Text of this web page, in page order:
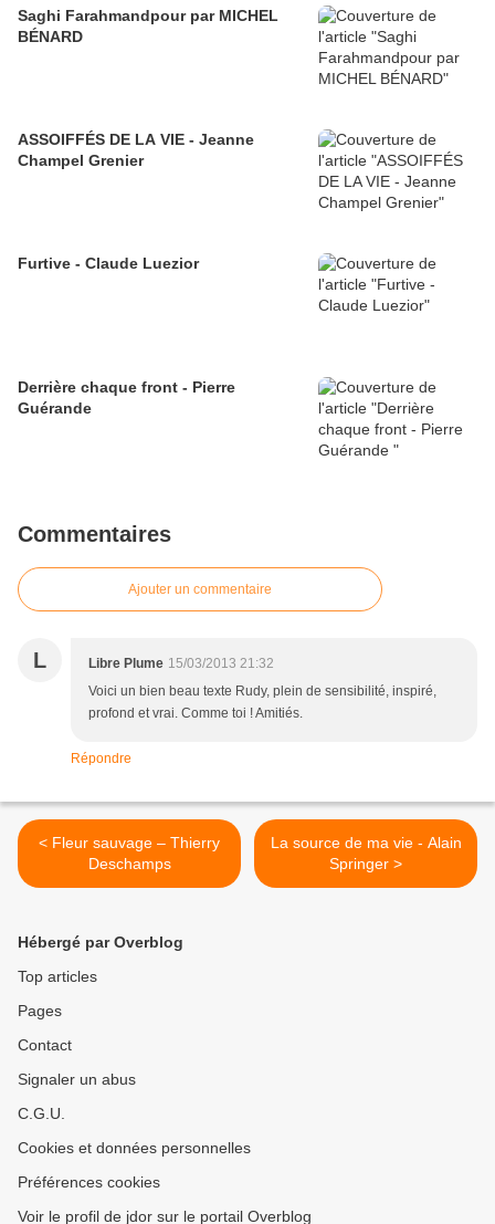
Saghi Farahmandpour par MICHEL
BÉNARD
ASSOIFFÉS DE LA VIE - Jeanne
Champel Grenier
Furtive - Claude Luezior
Derrière chaque front - Pierre
Guérande
Commentaires
Ajouter un commentaire
L Libre Plume 15/03/2013 21:32
Voici un bien beau texte Rudy, plein de sensibilité, inspiré,
profond et vrai. Comme toi ! Amitiés.
Répondre
< Fleur sauvage – Thierry
Deschamps
La source de ma vie - Alain
Springer >
Hébergé par Overblog
Top articles
Pages
Contact
Signaler un abus
C.G.U.
Cookies et données personnelles
Préférences cookies
Voir le profil de jdor sur le portail Overblog